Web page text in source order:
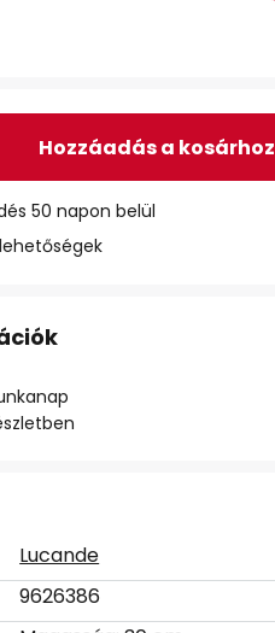
Hozzáadás a kosárhoz
50 napon belül
Lucande
9626386